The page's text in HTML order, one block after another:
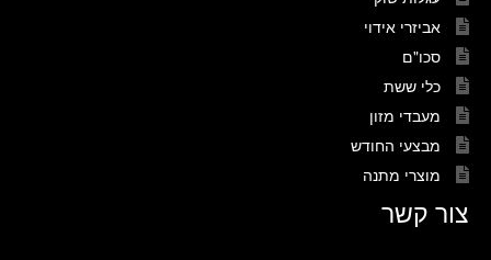
אביזרי אידוי
סכו"ם
כלי ששת
מעבדי מזון
מבצעי החודש
מוצרי מתנה
צור קשר